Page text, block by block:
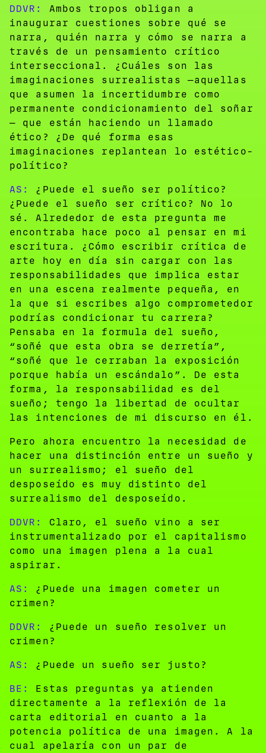
DDVR:
Ambos tropos obligan a
inaugurar cuestiones sobre qué se
narra, quién narra y cómo se narra a
través de un pensamiento crítico
interseccional. ¿Cuáles son las
imaginaciones surrealistas —aquellas
que asumen la incertidumbre como
permanente condicionamiento del soñar
— que están haciendo un llamado
ético? ¿De qué forma esas
imaginaciones replantean lo estético-
político?
AS:
¿Puede el sueño ser político?
¿Puede el sueño ser crítico? No lo
sé. Alrededor de esta pregunta me
encontraba hace poco al pensar en mi
escritura. ¿Cómo escribir crítica de
arte hoy en día sin cargar con las
responsabilidades que implica estar
en una escena realmente pequeña, en
la que si escribes algo comprometedor
podrías condicionar tu carrera?
Pensaba en la formula del sueño,
“soñé que esta obra se derretía”,
“soñé que le cerraban la exposición
porque había un escándalo”. De esta
forma, la responsabilidad es del
sueño; tengo la libertad de ocultar
las intenciones de mi discurso en él.
Pero ahora encuentro la necesidad de
hacer una distinción entre un sueño y
un surrealismo; el sueño del
desposeído es muy distinto del
surrealismo del desposeído.
DDVR:
Claro, el sueño vino a ser
instrumentalizado por el capitalismo
como una imagen plena a la cual
aspirar.
AS:
¿Puede una imagen cometer un
crimen?
DDVR:
¿Puede un sueño resolver un
crimen?
AS: ¿Puede un sueño ser justo?
BE:
Estas preguntas ya atienden
directamente a la reflexión de la
carta editorial en cuanto a la
potencia política de una imagen. A la
cual apelaría con un par de